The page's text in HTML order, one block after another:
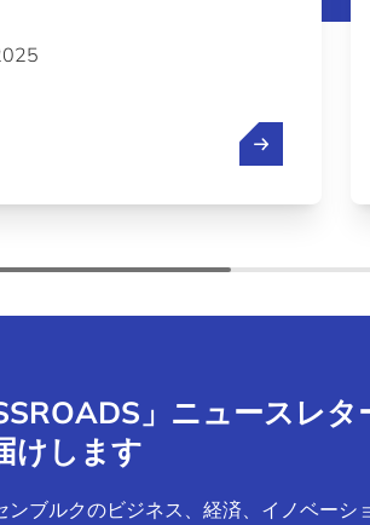
」ニュースレ
けします
ンブルクのビジネス、経済、イノベーシ